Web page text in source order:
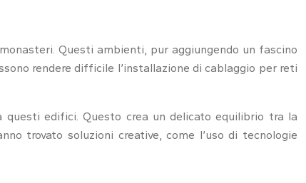
Questi ambienti, pur aggiungendo un fascino
rendere difficile l’installazione di cablaggio per reti
edifici. Questo crea un delicato equilibrio tra la
trovato soluzioni creative, come l’uso di tecnologie